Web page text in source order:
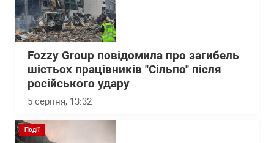
Fozzy Group повідомила про загибель
шістьох працівників "Сільпо" після
російського удару
5 серпня, 13:32
Події